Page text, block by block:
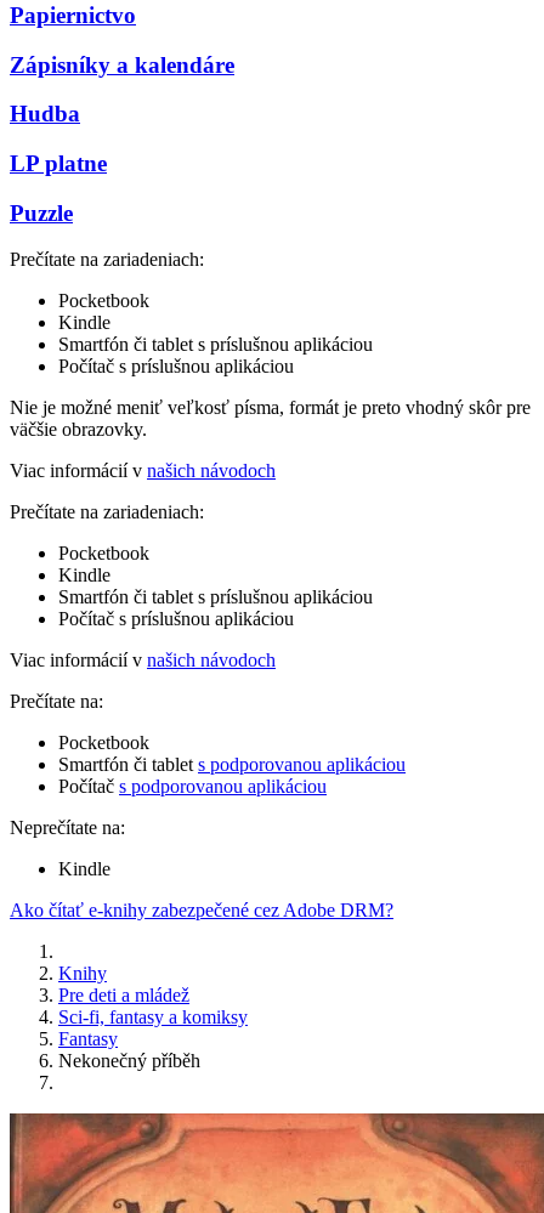
Papiernictvo
Zápisníky a kalendáre
Hudba
LP platne
Puzzle
Prečítate na zariadeniach:
Pocketbook
Kindle
Smartfón či tablet s príslušnou aplikáciou
Počítač s príslušnou aplikáciou
Nie je možné meniť veľkosť písma, formát je preto vhodný skôr pre
väčšie obrazovky.
Viac informácií v našich návodoch
Prečítate na zariadeniach:
Pocketbook
Kindle
Smartfón či tablet s príslušnou aplikáciou
Počítač s príslušnou aplikáciou
Viac informácií v našich návodoch
Prečítate na:
Pocketbook
Smartfón či tablet s podporovanou aplikáciou
Počítač s podporovanou aplikáciou
Neprečítate na:
Kindle
Ako čítať e-knihy zabezpečené cez Adobe DRM?
Knihy
Pre deti a mládež
Sci-fi, fantasy a komiksy
Fantasy
Nekonečný příběh